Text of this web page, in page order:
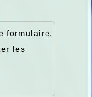
formulaire,
les